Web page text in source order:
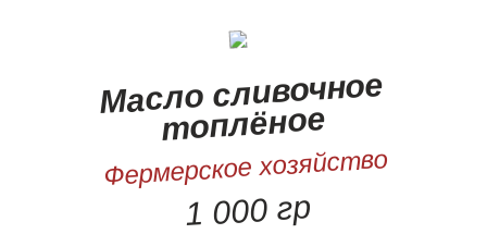
Масло сливочное
топлёное
Фермерское хозяйство
1 000 гр